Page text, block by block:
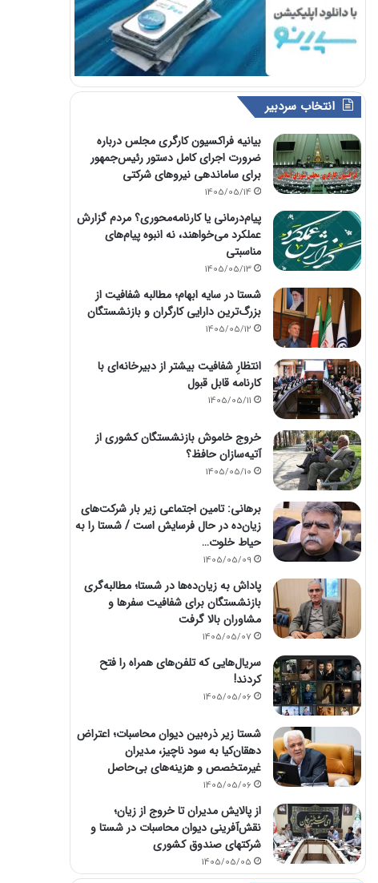
انتخاب سردبیر
بیانیه فراکسیون کارگری مجلس درباره
ضرورت اجرای کامل دستور رئیس‌جمهور
برای ساماندهی نیروهای شرکتی
1405/05/14
پیام‌درمانی یا کارنامه‌محوری؟ مردم گزارش
عملکرد می‌خواهند، نه انبوه پیام‌های
مناسبتی
1405/05/13
شستا در سایه ابهام؛ مطالبه شفافیت از
بزرگ‌ترین دارایی کارگران و بازنشستگان
1405/05/12
انتظارِ شفافیت بیشتر از دبیرخانه‌ای با
کارنامه قابل قبول
1405/05/11
خروج خاموش بازنشستگان کشوری از
آتیه‌سازان حافظ؟
1405/05/10
برهانی: تامین اجتماعی زیر بار شرکت‌های
زیان‌ده در حال فرسایش است / شستا را به
حیاط خلوت…
1405/05/09
پاداش به زیان‌ده‌ها در شستا؛ مطالبه‌گری
بازنشستگان برای شفافیت سفرها و
مشاوران بالا گرفت
1405/05/07
سریال‌هایی که تلفن‌های همراه را فتح
کردند!
1405/05/06
شستا زیر ذره‌بین دیوان محاسبات؛ اعتراض
دهقان‌کیا به سود ناچیز، مدیران
غیرمتخصص و هزینه‌های بی‌حاصل
1405/05/06
از پالایش مدیران تا خروج از زیان؛
نقش‌آفرینی دیوان محاسبات در شستا و
شرکتهای صندوق کشوری
1405/05/05